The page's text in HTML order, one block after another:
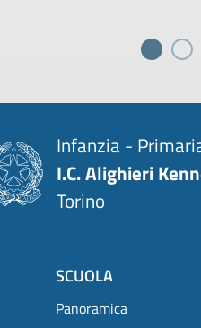
Infanzia -
I.C. Alighieri
Torino
SCUOLA
Panoramica